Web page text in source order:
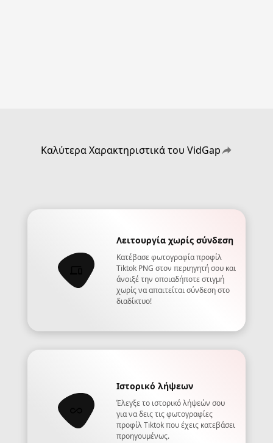
Καλύτερα Χαρακτηριστικά του VidGap
Λειτουργία χωρίς σύνδεση
Κατέβασε φωτογραφία προφίλ
Tiktok PNG στον περιηγητή σου και
άνοιξέ την οποιαδήποτε στιγμή
χωρίς να απαιτείται σύνδεση στο
διαδίκτυο!
Ιστορικό λήψεων
Έλεγξε το ιστορικό λήψεών σου
για να δεις τις φωτογραφίες
προφίλ Tiktok που έχεις κατεβάσει
προηγουμένως.